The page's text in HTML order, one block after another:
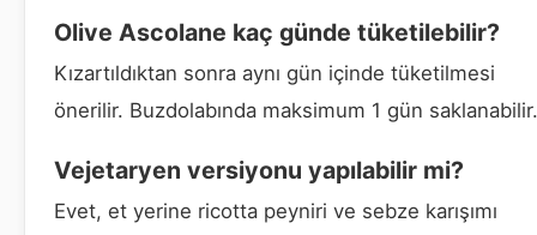
Olive Ascolane kaç günde tüketilebilir?
Kızartıldıktan sonra aynı gün içinde tüketilmesi
önerilir. Buzdolabında maksimum 1 gün saklanabilir.
Vejetaryen versiyonu yapılabilir mi?
Evet, et yerine ricotta peyniri ve sebze karışımı